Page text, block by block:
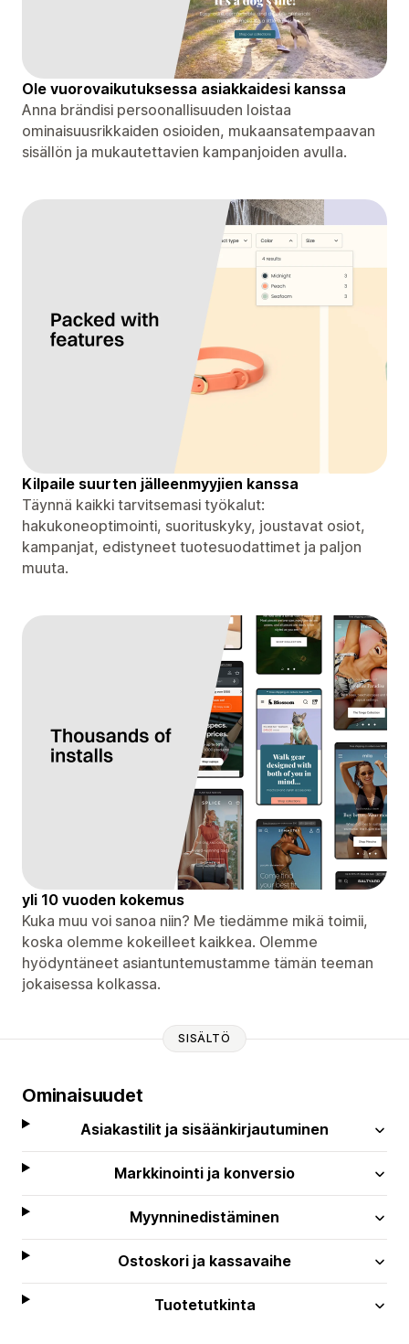
Ole vuorovaikutuksessa asiakkaidesi kanssa
Anna brändisi persoonallisuuden loistaa
ominaisuusrikkaiden osioiden, mukaansatempaavan
sisällön ja mukautettavien kampanjoiden avulla.
Kilpaile suurten jälleenmyyjien kanssa
Täynnä kaikki tarvitsemasi työkalut:
hakukoneoptimointi, suorituskyky, joustavat osiot,
kampanjat, edistyneet tuotesuodattimet ja paljon
muuta.
yli 10 vuoden kokemus
Kuka muu voi sanoa niin? Me tiedämme mikä toimii,
koska olemme kokeilleet kaikkea. Olemme
hyödyntäneet asiantuntemustamme tämän teeman
jokaisessa kolkassa.
SISÄLTÖ
Ominaisuudet
Asiakastilit ja sisäänkirjautuminen
Markkinointi ja konversio
Myynninedistäminen
Ostoskori ja kassavaihe
Tuotetutkinta